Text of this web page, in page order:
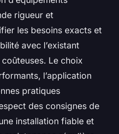
rigueur et
les besoins exacts et
avec l’existant
Le choix
l’application
pratiques
des consignes de
installation fiable et